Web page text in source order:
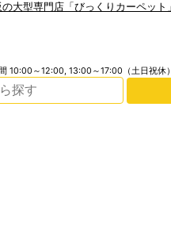
10:00～12:00, 13:00～17:00（土日祝休）